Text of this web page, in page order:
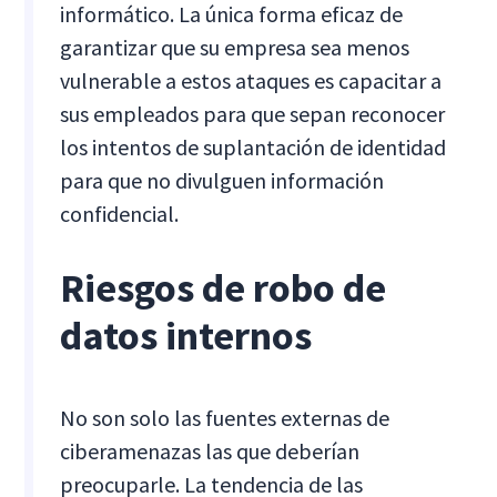
informático. La única forma eficaz de
garantizar que su empresa sea menos
vulnerable a estos ataques es capacitar a
sus empleados para que sepan reconocer
los intentos de suplantación de identidad
para que no divulguen información
confidencial.
Riesgos de robo de
datos internos
No son solo las fuentes externas de
ciberamenazas las que deberían
preocuparle. La tendencia de las